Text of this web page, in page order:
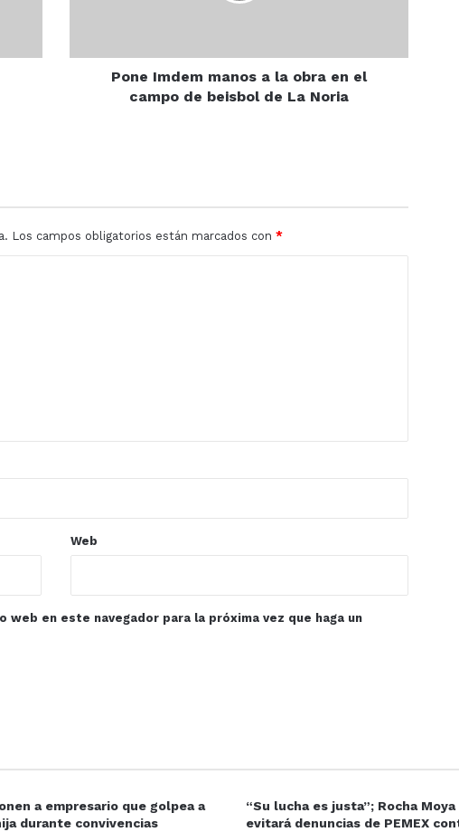
campo
Pone Imdem manos a la obra en el
campo de beisbol de La Noria
Los campos obligatorios están marcados con *
Web
en este navegador para la próxima vez que haga un
a empresario que golpea a
durante convivencias
“Su lucha es justa”; Rocha Moya
evitará denuncias de PEMEX